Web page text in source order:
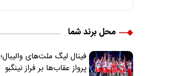
محل برند شما
فینال لیگ ملت‌های والیبال؛
پرواز عقاب‌ها بر فراز نینگبو